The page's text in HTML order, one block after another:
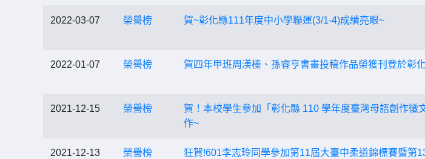
2022-03-07 榮譽榜 賀~彰化縣111年度中小學聯運(3/1-4)成績亮眼~
2022-01-07 榮譽榜 賀四年甲班周渼榛、孫睿亨書畫投稿作品榮獲刊登於彰
2021-12-15 榮譽榜
賀！本校學生參加「彰化縣 110 學年度臺灣母語創作徵
作~
2021-12-13 榮譽榜
狂賀!601李志玲同學參加第11屆大臺中柔道錦標賽暨第